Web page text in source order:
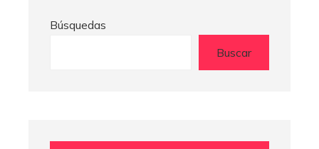
Búsquedas
Buscar